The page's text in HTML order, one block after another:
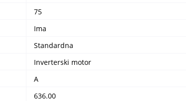
75
Ima
Standardna
Inverterski motor
A
636.00